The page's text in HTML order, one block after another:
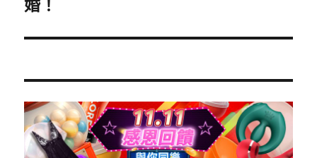
文
婚！